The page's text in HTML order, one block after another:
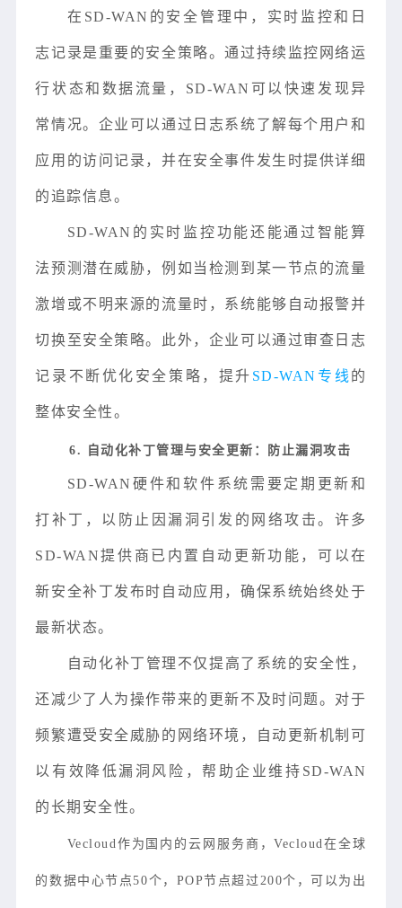
在SD-WAN的安全管理中，实时监控和日
志记录是重要的安全策略。通过持续监控网络运
行状态和数据流量，SD-WAN可以快速发现异
常情况。企业可以通过日志系统了解每个用户和
应用的访问记录，并在安全事件发生时提供详细
的追踪信息。
SD-WAN的实时监控功能还能通过智能算
法预测潜在威胁，例如当检测到某一节点的流量
激增或不明来源的流量时，系统能够自动报警并
切换至安全策略。此外，企业可以通过审查日志
记录不断优化安全策略，提升 SD-WAN专线 的
整体安全性。
6. 自动化补丁管理与安全更新：防止漏洞攻击
SD-WAN硬件和软件系统需要定期更新和
打补丁，以防止因漏洞引发的网络攻击。许多
SD-WAN提供商已内置自动更新功能，可以在
新安全补丁发布时自动应用，确保系统始终处于
最新状态。
自动化补丁管理不仅提高了系统的安全性，
还减少了人为操作带来的更新不及时问题。对于
频繁遭受安全威胁的网络环境，自动更新机制可
以有效降低漏洞风险，帮助企业维持SD-WAN
的长期安全性。
Vecloud作为国内的云网服务商，Vecloud在全球
的数据中心节点50个，POP节点超过200个，可以为出